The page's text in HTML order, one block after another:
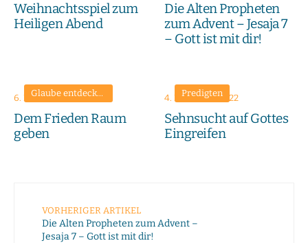
Weihnachtsspiel zum
Heiligen Abend
Die Alten Propheten
zum Advent – Jesaja 7
– Gott ist mit dir!
Glaube entdecken
6. Dezember 2022
Dem Frieden Raum
geben
Predigten
4. Dezember 2022
Sehnsucht auf Gottes
Eingreifen
VORHERIGER ARTIKEL
Die Alten Propheten zum Advent –
Jesaja 7 – Gott ist mit dir!